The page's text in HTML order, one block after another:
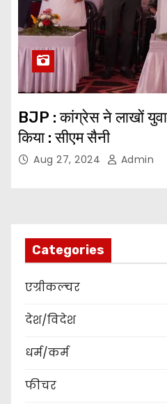
BJP : कांग्रेस ने लाखों
किया : सीएम सैनी
Aug 27, 2024 Admin
Categories
एग्रीकल्चर
देश/विदेश
धर्म/कर्म
फीचर